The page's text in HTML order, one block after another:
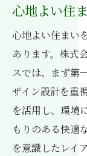
心地よい住
心地よい住まい
あります。株式
スでは、まず第
ザイン設計を重
を活用し、環境
もりのある快適
を意識したレイ